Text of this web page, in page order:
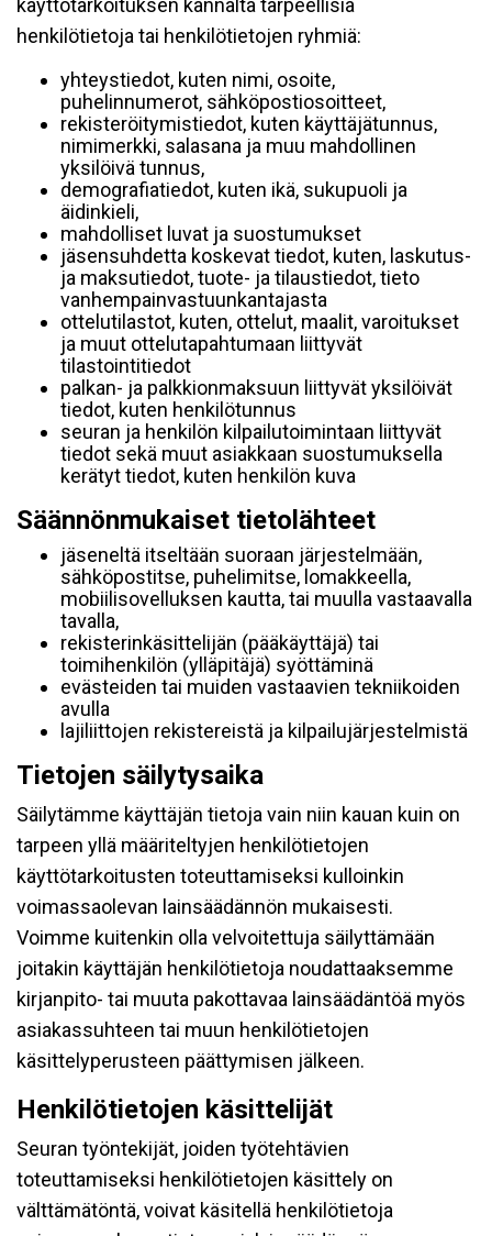
käyttötarkoituksen kannalta tarpeellisia
henkilötietoja tai henkilötietojen ryhmiä:
yhteystiedot, kuten nimi, osoite,
puhelinnumerot, sähköpostiosoitteet,
rekisteröitymistiedot, kuten käyttäjätunnus,
nimimerkki, salasana ja muu mahdollinen
yksilöivä tunnus,
demografiatiedot, kuten ikä, sukupuoli ja
äidinkieli,
mahdolliset luvat ja suostumukset
jäsensuhdetta koskevat tiedot, kuten, laskutus-
ja maksutiedot, tuote- ja tilaustiedot, tieto
vanhempainvastuunkantajasta
ottelutilastot, kuten, ottelut, maalit, varoitukset
ja muut ottelutapahtumaan liittyvät
tilastointitiedot
palkan- ja palkkionmaksuun liittyvät yksilöivät
tiedot, kuten henkilötunnus
seuran ja henkilön kilpailutoimintaan liittyvät
tiedot sekä muut asiakkaan suostumuksella
kerätyt tiedot, kuten henkilön kuva
Säännönmukaiset tietolähteet
jäseneltä itseltään suoraan järjestelmään,
sähköpostitse, puhelimitse, lomakkeella,
mobiilisovelluksen kautta, tai muulla vastaavalla
tavalla,
rekisterinkäsittelijän (pääkäyttäjä) tai
toimihenkilön (ylläpitäjä) syöttäminä
evästeiden tai muiden vastaavien tekniikoiden
avulla
lajiliittojen rekistereistä ja kilpailujärjestelmistä
Tietojen säilytysaika
Säilytämme käyttäjän tietoja vain niin kauan kuin on
tarpeen yllä määriteltyjen henkilötietojen
käyttötarkoitusten toteuttamiseksi kulloinkin
voimassaolevan lainsäädännön mukaisesti.
Voimme kuitenkin olla velvoitettuja säilyttämään
joitakin käyttäjän henkilötietoja noudattaaksemme
kirjanpito- tai muuta pakottavaa lainsäädäntöä myös
asiakassuhteen tai muun henkilötietojen
käsittelyperusteen päättymisen jälkeen.
Henkilötietojen käsittelijät
Seuran työntekijät, joiden työtehtävien
toteuttamiseksi henkilötietojen käsittely on
välttämätöntä, voivat käsitellä henkilötietoja